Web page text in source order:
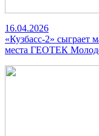
16.04.2026
«Кузбасс-2» сыграет
места ГЕОТЕК